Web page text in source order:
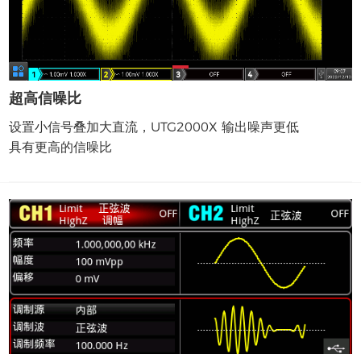
超高信噪比
设置小信号叠加大直流，UTG2000X 输出噪声更低
具有更高的信噪比